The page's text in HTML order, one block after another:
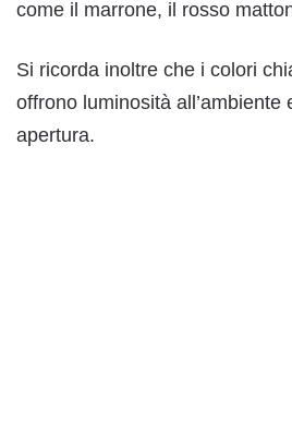
come il marrone, il rosso
Si ricorda inoltre che i colori
offrono luminosità all’ambiente
apertura.